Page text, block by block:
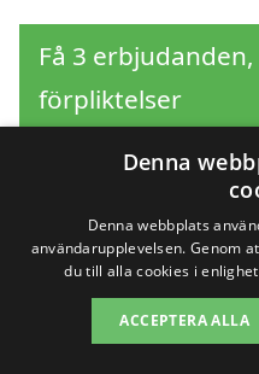
Få 3
förpliktelser
Sök efter
Denna
Denna webbplats
användarupplevelsen. Genom
du till alla cookies i
ACCEPTERA ALLA